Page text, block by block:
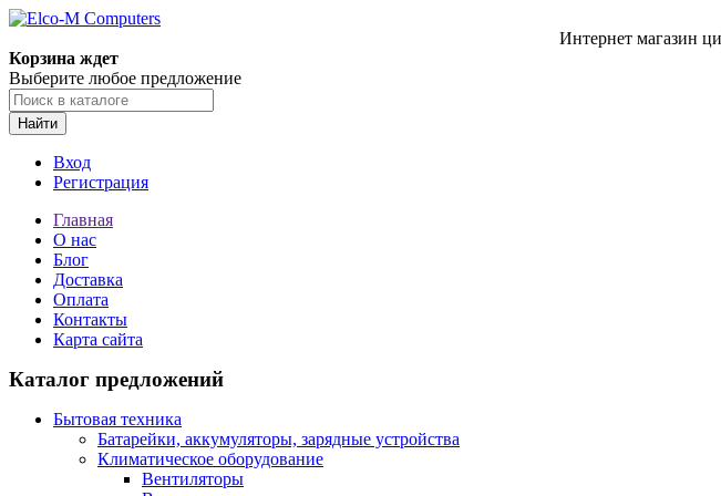
Интернет магазин
Корзина ждет
Выберите любое предложение
Найти
Вход
Регистрация
Главная
О нас
Блог
Доставка
Оплата
Контакты
Карта сайта
Каталог предложений
Бытовая техника
Батарейки, аккумуляторы, зарядные устройства
Климатическое оборудование
Вентиляторы